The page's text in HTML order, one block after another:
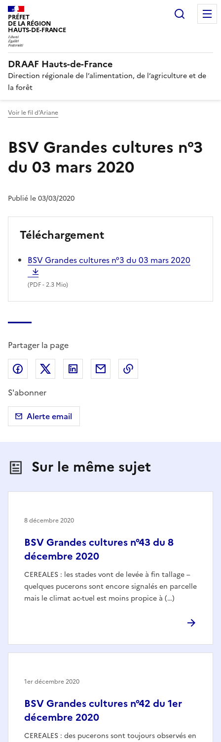
PRÉFET
DE LA RÉGION
HAUTS-DE-FRANCE
DRAAF Hauts-de-France
Direction régionale de l’alimentation, de l’agriculture et de
la forêt
Voir le fil d'Ariane
BSV Grandes cultures n°3
du 03 mars 2020
Publié le 03/03/2020
Téléchargement
BSV Grandes cultures n°3 du 03 mars 2020
(PDF- 2.3 Mio)
Partager la page
Partager sur Facebook
Partager sur X (anciennement Twitter)
Partager sur LinkedIn
Partager par email
S'abonner
Alerte email
Sur le même sujet
BSV Grandes cultures n°43 du 8
décembre 2020
CEREALES : les stades vont de levée à fin tallage –
quelques pucerons sont encore signalés en parcelle
mais le climat ac-tuel est moins propice à (…)
8 décembre 2020
BSV Grandes cultures n°42 du 1er
décembre 2020
CEREALES : des pucerons sont toujours observés en
1er décembre 2020